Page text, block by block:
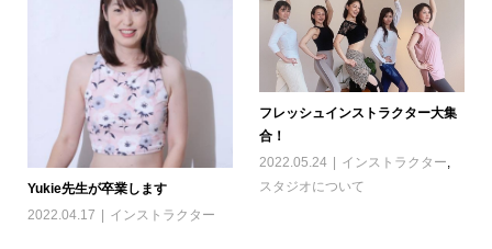
Yukie先生が卒業します
2022.04.17
インストラクター
フレッシュインストラクター大集
合！
2022.05.24
インストラクター
スタジオについて